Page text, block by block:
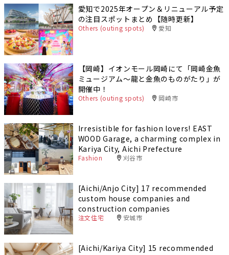
愛知で2025年オープン＆リニューアル予定
の注目スポットまとめ【随時更新】
Others (outing spots) 愛知
【岡崎】イオンモール岡崎にて「岡崎金魚
ミュージアム〜龍と金魚のものがたり」が
開催中！
Others (outing spots) 岡崎市
Irresistible for fashion lovers! EAST
WOOD Garage, a charming complex in
Kariya City, Aichi Prefecture
Fashion 刈谷市
[Aichi/Anjo City] 17 recommended
custom house companies and
construction companies
注文住宅 安城市
[Aichi/Kariya City] 15 recommended